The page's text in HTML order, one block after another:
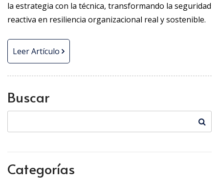
la estrategia con la técnica, transformando la seguridad
reactiva en resiliencia organizacional real y sostenible.
Leer Artículo
Buscar
Categorías